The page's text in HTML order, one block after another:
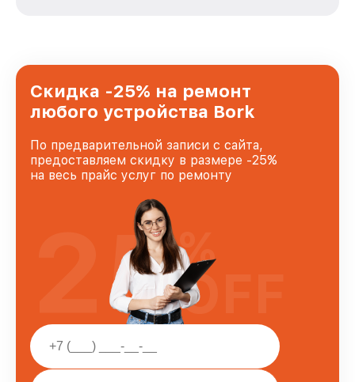
и лояльности наших клиентов.
Скидка -25% на ремонт
любого устройства Bork
По предварительной записи с сайта,
предоставляем скидку в размере -25%
на весь прайс услуг по ремонту
25%
OFF